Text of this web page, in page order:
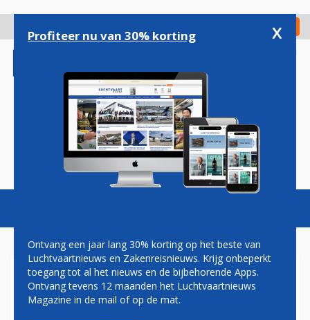
gaan
Check in
Magazine Podcasts Vacatures
AZUL, GERMANIA EN VUELING
NIEUWE IATA-LEDEN
Profiteer nu van 30% korting x
Ontvang een jaar lang 30% korting op het beste van
Luchtvaartnieuws en Zakenreisnieuws. Krijg onbeperkt
toegang tot al het nieuws en de bijbehorende Apps.
Ontvang tevens 12 maanden het Luchtvaartnieuws
Magazine in de mail of op de mat.